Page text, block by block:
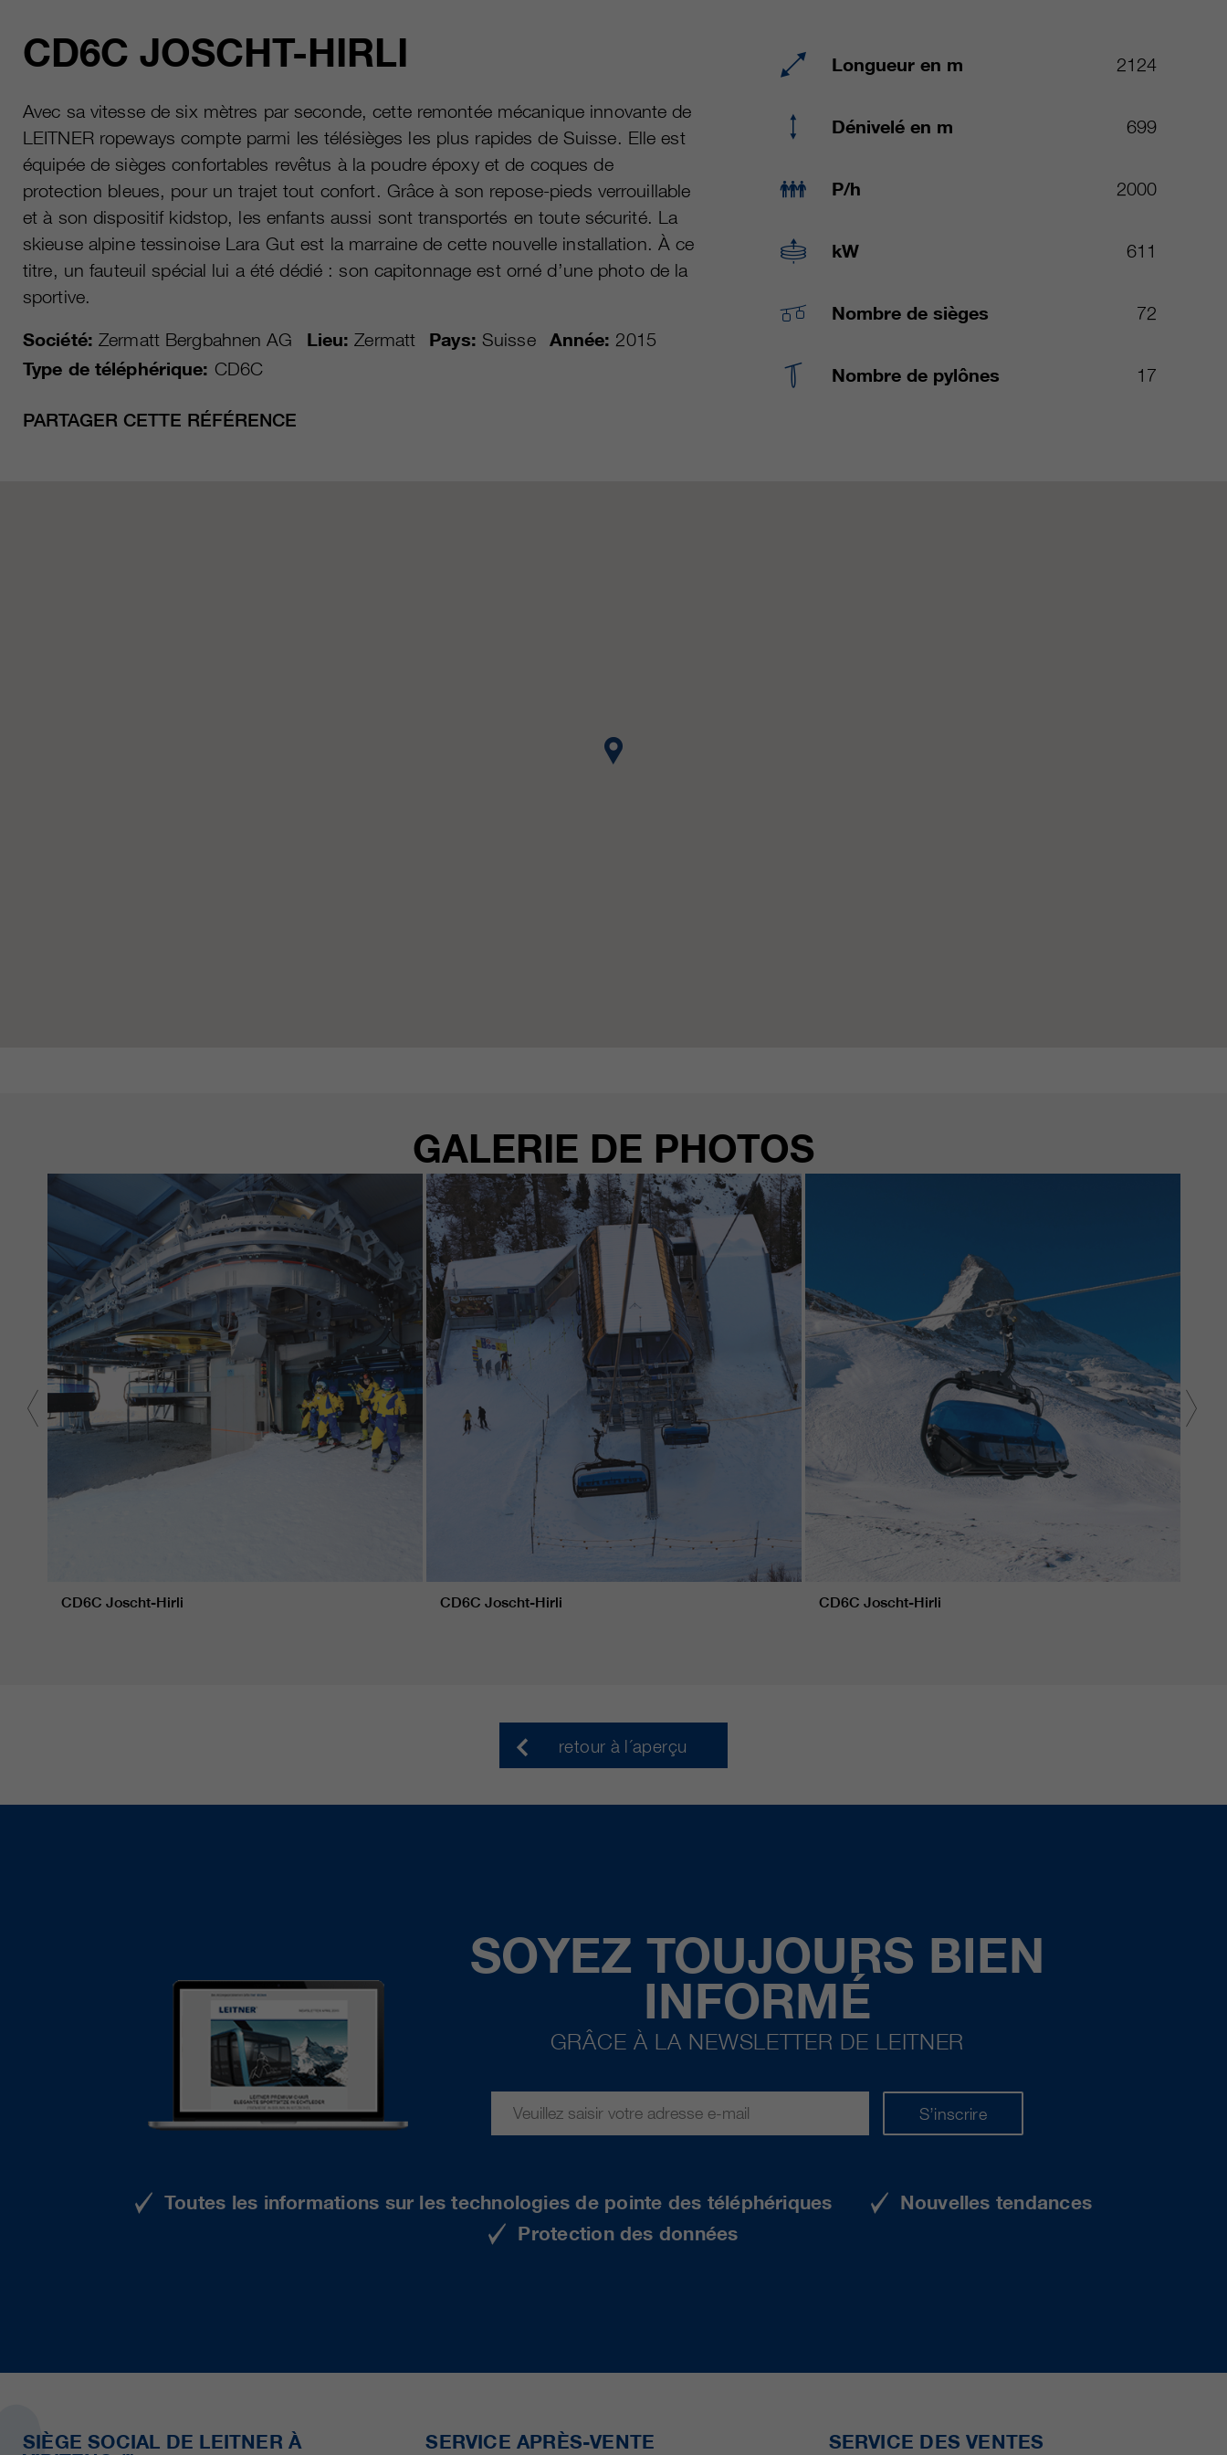
CD6C JOSCHT-HIRLI
Avec sa vitesse de six mètres par seconde, cette remontée mécanique innovante de
LEITNER ropeways compte parmi les télésièges les plus rapides de Suisse. Elle est
équipée de sièges confortables revêtus à la poudre époxy et de coques de
protection bleues, pour un trajet tout confort. Grâce à son repose-pieds verrouillable
et à son dispositif kidstop, les enfants aussi sont transportés en toute sécurité. La
skieuse alpine tessinoise Lara Gut est la marraine de cette nouvelle installation. À ce
titre, un fauteuil spécial lui a été dédié : son capitonnage est orné d’une photo de la
sportive.
Société: Zermatt Bergbahnen AG Lieu: Zermatt Pays: Suisse Année: 2015
Type de téléphérique: CD6C
PARTAGER CETTE RÉFÉRENCE
Longueur en m 2124
Dénivelé en m 699
P/h 2000
kW 611
Nombre de sièges 72
Nombre de pylônes 17
GALERIE DE PHOTOS
CD6C Joscht-Hirli CD6C Joscht-Hirli CD6C Joscht-Hirli
retour à l´aperçu
SOYEZ TOUJOURS BIEN
INFORMÉ
GRÂCE À LA NEWSLETTER DE LEITNER
S’inscrire
Toutes les informations sur les technologies de pointe des téléphériques
Nouvelles tendances
Protection des données
SIÈGE SOCIAL DE LEITNER À
SERVICE APRÈS-VENTE SERVICE DES VENTES
30 jours
Enregistre les paramètres de cookie
sélectionnés par l’utilisateur.
fin
pour collecter différents types d’informations
d’utilisation, y compris des informations
personnelles et non personnelles. Vous
trouverez de plus amples informations dans les
dispositions sur la protection des données de
Google Analytics sur
https://policies.google.com/privacy. qui nous
aident à améliorer nos sites Internet / nos
applications. Ces informations sont également